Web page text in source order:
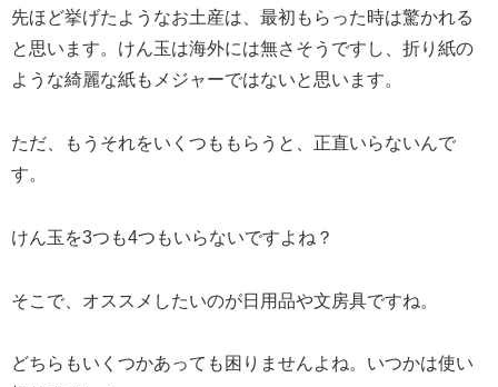
先ほど挙げたようなお土産は、最初もらった時は驚かれる
と思います。けん玉は海外には無さそうですし、折り紙の
ような綺麗な紙もメジャーではないと思います。
ただ、もうそれをいくつももらうと、正直いらないんで
す。
けん玉を3つも4つもいらないですよね？
そこで、オススメしたいのが日用品や文房具ですね。
どちらもいくつかあっても困りませんよね。いつかは使い